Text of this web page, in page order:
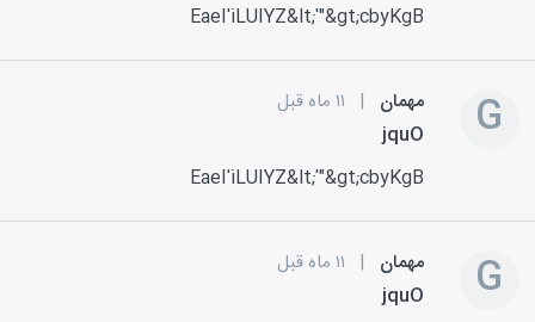
EaeI'iLUIYZ&lt;'"&gt;cbyKgB
G مهمان | ۱۱ ماه قبل
jquO
EaeI'iLUIYZ&lt;'"&gt;cbyKgB
G مهمان | ۱۱ ماه قبل
jquO